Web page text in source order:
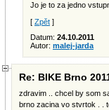
Jo je to za jedno
[ Zpět ]
Datum: 24.10.2011
Autor: malej-jarda
Re: BIKE Brno
zdravim .. chcel by som
brno zacina vo stvrtok . .